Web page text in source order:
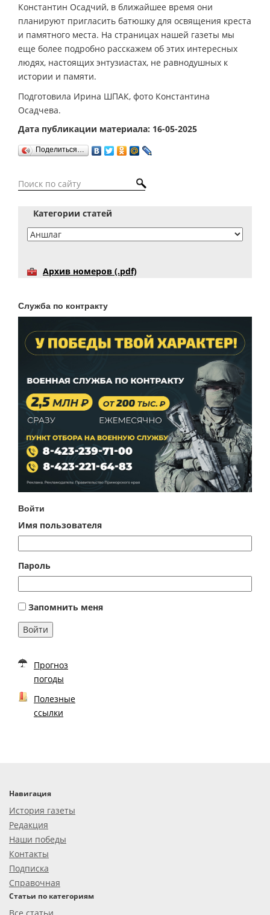
Константин Осадчий, в ближайшее время они
планируют пригласить батюшку для освящения креста
и памятного места. На страницах нашей газеты мы
еще более подробно расскажем об этих интересных
людях, настоящих энтузиастах, не равнодушных к
истории и памяти.
Подготовила Ирина ШПАК, фото Константина
Осадчева.
Дата публикации материала: 16-05-2025
Поделиться…
Категории статей
Архив номеров (.pdf)
Служба по контракту
Войти
Имя пользователя
Пароль
Запомнить меня
Войти
Прогноз
погоды
Полезные
ссылки
Навигация
История газеты
Редакция
Наши победы
Контакты
Подписка
Справочная
Статьи по категориям
Все статьи